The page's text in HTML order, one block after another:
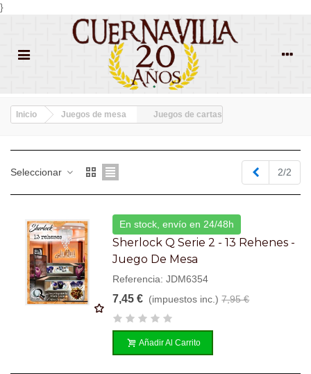
}
Inicio Juegos de mesa Juegos de cartas
Seleccionar Anterior
2/2
En stock, envío en 24/48h
Sherlock Q Serie 2 - 13 Rehenes -
Juego De Mesa
Referencia: JDM6354
7,45 € (impuestos inc.) 7,95 €
Añadir Al Carrito